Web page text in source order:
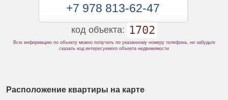
+7 978 813-62-47
код объекта: 1702
Всю информацию по объекту можно получить по указанному номеру телефона, не забудьте
сказать код интересуемого объекта недвижимости
Расположение квартиры на карте